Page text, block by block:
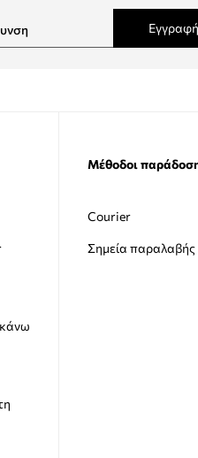
Εγγραφή
Μέθοδοι
Courier
Σημεία